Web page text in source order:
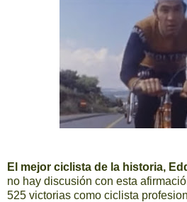
El mejor ciclista de la historia,
no hay discusión con esta
525 victorias como ciclista